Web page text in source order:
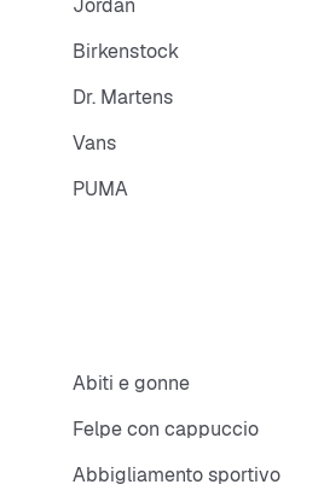
Jordan
Birkenstock
Dr. Martens
Vans
PUMA
Abiti e gonne
Felpe con cappuccio
Abbigliamento sportivo